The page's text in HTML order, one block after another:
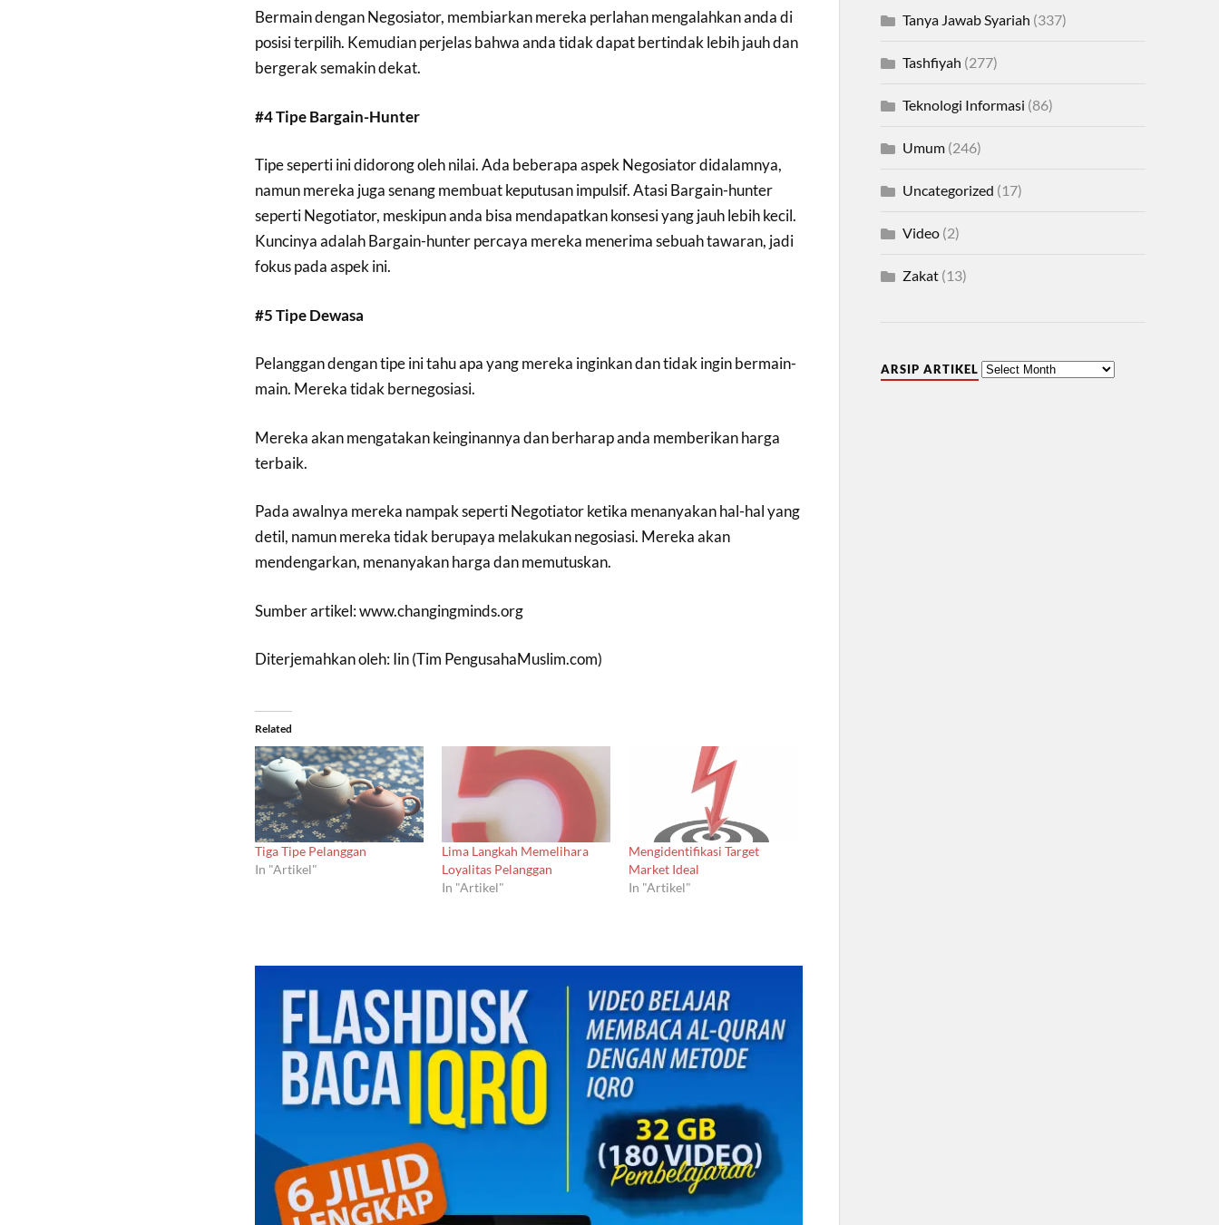
Bermain dengan Negosiator, membiarkan mereka perlahan mengalahkan anda di
posisi terpilih. Kemudian perjelas bahwa anda tidak dapat bertindak lebih jauh dan
bergerak semakin dekat.
#4 Tipe Bargain-Hunter
Tipe seperti ini didorong oleh nilai. Ada beberapa aspek Negosiator didalamnya,
namun mereka juga senang membuat keputusan impulsif. Atasi Bargain-hunter
seperti Negotiator, meskipun anda bisa mendapatkan konsesi yang jauh lebih kecil.
Kuncinya adalah Bargain-hunter percaya mereka menerima sebuah tawaran, jadi
fokus pada aspek ini.
#5 Tipe Dewasa
Pelanggan dengan tipe ini tahu apa yang mereka inginkan dan tidak ingin bermain-
main. Mereka tidak bernegosiasi.
Mereka akan mengatakan keinginannya dan berharap anda memberikan harga
terbaik.
Pada awalnya mereka nampak seperti Negotiator ketika menanyakan hal-hal yang
detil, namun mereka tidak berupaya melakukan negosiasi. Mereka akan
mendengarkan, menanyakan harga dan memutuskan.
Sumber artikel: www.changingminds.org
Diterjemahkan oleh: Iin (Tim PengusahaMuslim.com)
Related
Tiga Tipe Pelanggan
In "Artikel"
Lima Langkah Memelihara
Loyalitas Pelanggan
In "Artikel"
Mengidentifikasi Target
Market Ideal
In "Artikel"
Tanya Jawab Syariah (337)
Tashfiyah (277)
Teknologi Informasi (86)
Umum(246)
Uncategorized (17)
Video(2)
Zakat(13)
ARSIP ARTIKEL